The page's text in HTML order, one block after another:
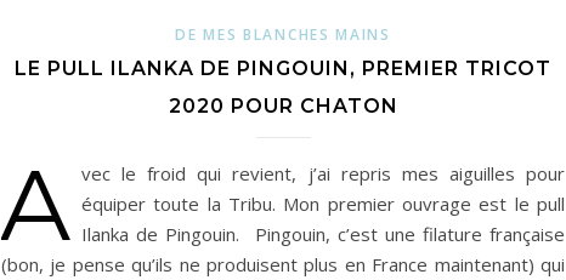
DE MES BLANCHES MAINS
LE PULL ILANKA DE PINGOUIN, PREMIER TRICOT
2020 POUR CHATON
A vec le froid qui revient, j’ai repris mes aiguilles pour
équiper toute la Tribu. Mon premier ouvrage est le pull
Ilanka de Pingouin. Pingouin, c’est une filature française
(bon, je pense qu’ils ne produisent plus en France maintenant) qui